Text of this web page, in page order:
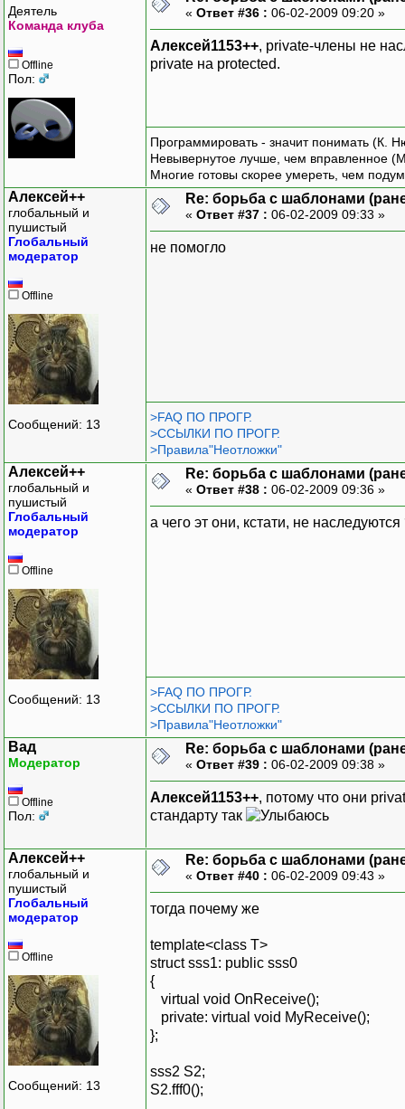
Деятель
Команда клуба
Offline
Пол:
« Ответ #36 : 06-02-2009 09:20 »
Алексей1153++, private-члены не
private на protected.
Программировать - значит понимать (К.
Невывернутое лучше, чем вправленное
Многие готовы скорее умереть, чем
Алексей++
глобальный и
пушистый
Глобальный
модератор
Offline
Сообщений: 13
Re: борьба с шаблонами
« Ответ #37 : 06-02-2009 09:33 »
не помогло
>FAQ ПО ПРОГР.
>ССЫЛКИ ПО ПРОГР.
>Правила"Неотложки"
Алексей++
глобальный и
пушистый
Глобальный
модератор
Offline
Сообщений: 13
Re: борьба с шаблонами
« Ответ #38 : 06-02-2009 09:36 »
а чего эт они, кстати, не
>FAQ ПО ПРОГР.
>ССЫЛКИ ПО ПРОГР.
>Правила"Неотложки"
Вад
Модератор
Offline
Пол:
Re: борьба с шаблонами
« Ответ #39 : 06-02-2009 09:38 »
Алексей1153++, потому что они
стандарту так
Алексей++
глобальный и
пушистый
Глобальный
модератор
Offline
Сообщений: 13
Re: борьба с шаблонами
« Ответ #40 : 06-02-2009 09:43 »
тогда почему же
template<class T>
struct sss1: public sss0
{
virtual void OnReceive();
private: virtual void MyReceive();
};
sss2 S2;
S2.fff0();